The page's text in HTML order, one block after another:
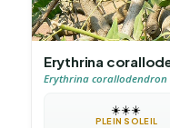
Erythrina
Erythrina corallodendron
☀️☀️☀️
PLEIN SOLEIL